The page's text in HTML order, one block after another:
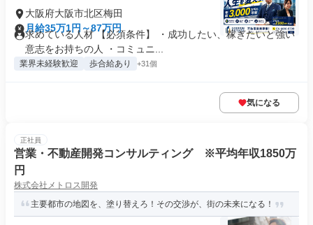
大阪府大阪市北区梅田
月給35万1円～87万円
求めている人材 【必須条件】 ・成功したい、稼ぎたいと強い
意志をお持ちの人 ・コミュニ...
業界未経験歓迎 歩合給あり +31個
気になる
正社員
営業・不動産開発コンサルティング ※平均年収1850万
円
株式会社メトロス開発
主要都市の地図を、塗り替えろ！その交渉が、街の未来になる！